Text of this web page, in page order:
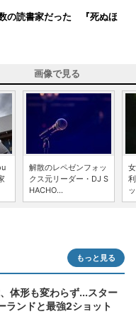
の読書家だった 『死ぬほ
画像で見る
解散のレペゼンフォッ
クス元リーダー・DJ S
HACHO...
もっと見る
体形も変わらず...スター
ンドと最強2ショット